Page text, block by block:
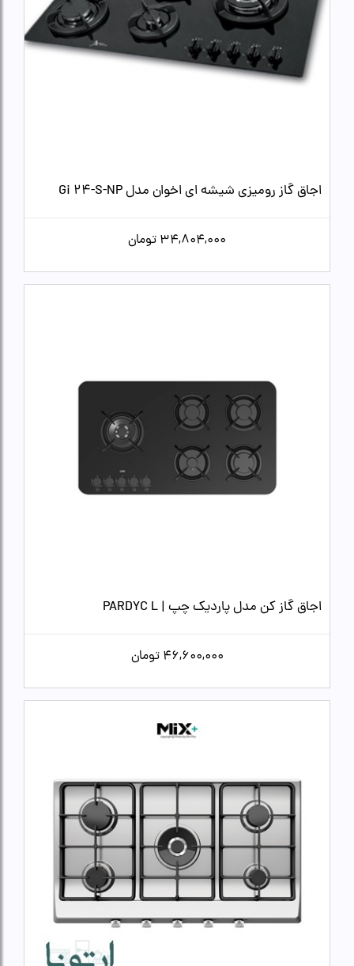
اجاق گاز رومیزی شیشه ای اخوان مدل Gi 24-S-NP
34,804,000 تومان
اجاق گاز کن مدل پاردیک چپ | PARDYC L
46,600,000 تومان